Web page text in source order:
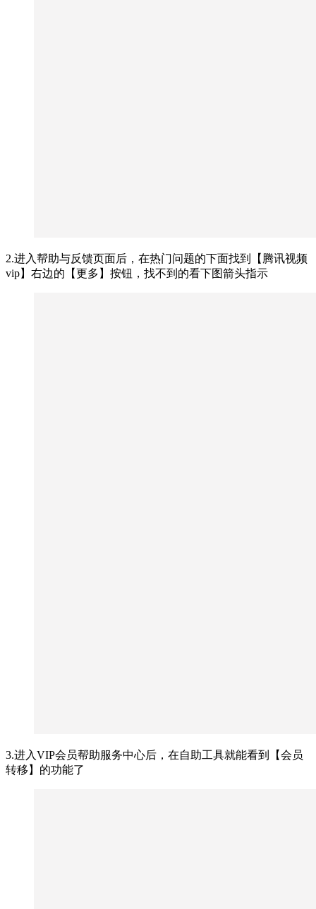
2.进入帮助与反馈页面后，在热门问题的下面找到【腾讯视频
vip】右边的【更多】按钮，找不到的看下图箭头指示
3.进入VIP会员帮助服务中心后，在自助工具就能看到【会员
转移】的功能了